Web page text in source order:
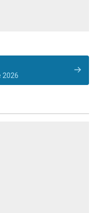
2026